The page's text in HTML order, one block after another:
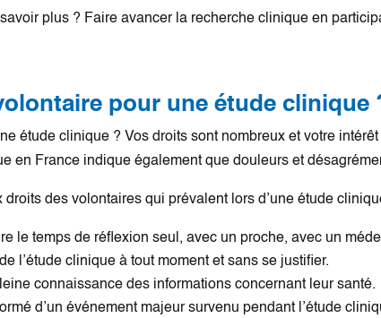
plus ? Faire avancer la recherche clinique en
pour une étude
étude clinique ? Vos droits sont nombreux et votre
en France indique également que douleurs et
droits des volontaires qui prévalent lors d’une étude
le temps de réflexion seul, avec un proche, avec un
l’étude clinique à tout moment et sans se justifier.
connaissance des informations concernant leur santé.
d’un événement majeur survenu pendant l’étude